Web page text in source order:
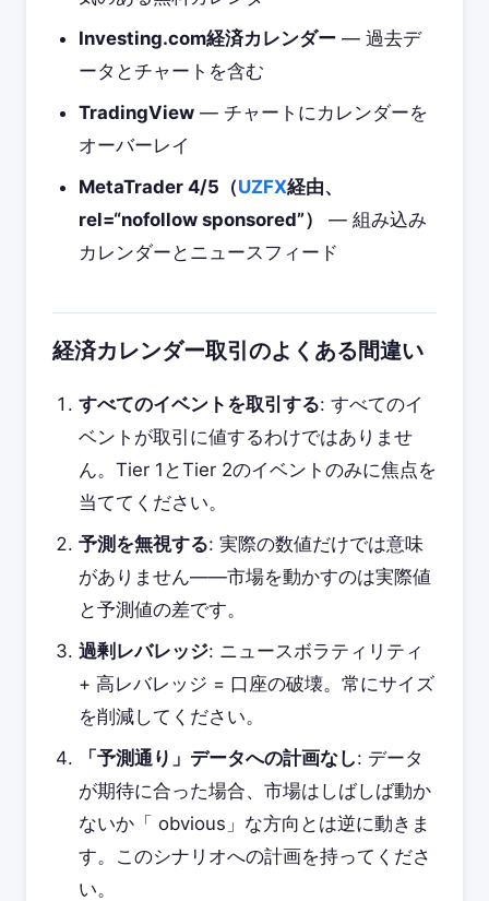
Investing.com経済カレンダー — 過去デ
ータとチャートを含む
TradingView — チャートにカレンダーを
オーバーレイ
MetaTrader 4/5（UZFX経由、
rel=“nofollow sponsored”）
— 組み込み
カレンダーとニュースフィード
経済カレンダー取引のよくある間違い
すべてのイベントを取引する: すべてのイ
ベントが取引に値するわけではありませ
ん。Tier 1とTier 2のイベントのみに焦点を
当ててください。
予測を無視する: 実際の数値だけでは意味
がありません——市場を動かすのは実際値
と予測値の差です。
過剰レバレッジ: ニュースボラティリティ
+ 高レバレッジ = 口座の破壊。常にサイズ
を削減してください。
「予測通り」データへの計画なし: データ
が期待に合った場合、市場はしばしば動か
ないか「 obvious」な方向とは逆に動きま
す。このシナリオへの計画を持ってくださ
い。